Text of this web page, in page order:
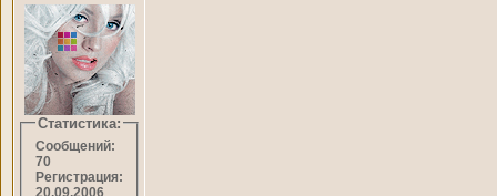
Статистика:
Сообщений:
70
Регистрация: